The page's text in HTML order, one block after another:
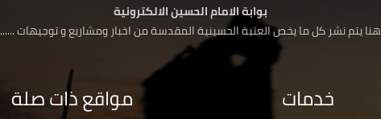
بوابة الامام الحسين الالكترونية
هنا يتم نشر كل ما يخص العتبة الحسينية المقدسة من اخبار ومشاريع و توجيهات ......
خدمات مواقع ذات صلة